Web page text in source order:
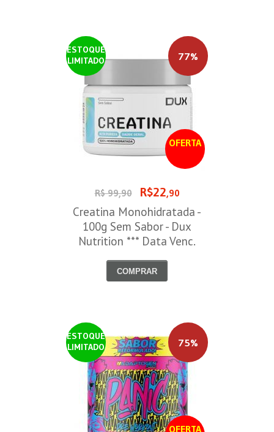
ESTOQUE
LIMITADO
OFERTA
77%
R$ 99,90 R$22,90
Creatina Monohidratada -
100g Sem Sabor - Dux
Nutrition *** Data Venc.
COMPRAR
ESTOQUE
LIMITADO
OFERTA
75%